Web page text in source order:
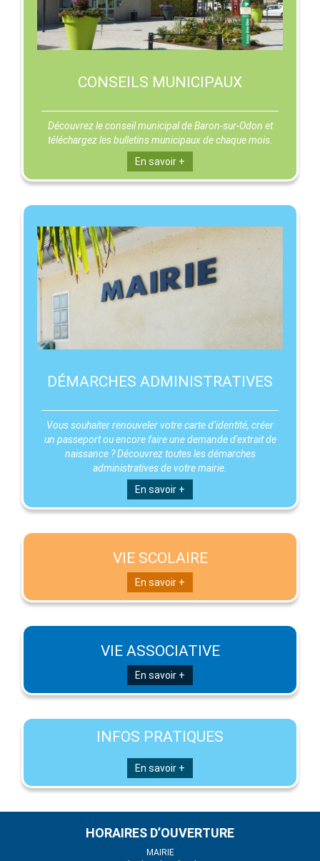
CONSEILS MUNICIPAUX
Découvrez le conseil municipal de Baron-sur-Odon et
téléchargez les bulletins municipaux de chaque mois.
En savoir +
DÉMARCHES ADMINISTRATIVES
Vous souhaiter renouveler votre carte d’identité, créer
un passeport ou encore faire une demande d'extrait de
naissance ? Découvrez toutes les démarches
administratives de votre mairie.
En savoir +
VIE SCOLAIRE
En savoir +
VIE ASSOCIATIVE
En savoir +
INFOS PRATIQUES
En savoir +
HORAIRES D’OUVERTURE
MAIRIE